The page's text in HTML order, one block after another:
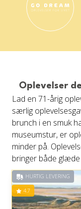
Oplevelser
Lad en 71-årig
særlig
brunch i en smuk
museumstur, er
minder på.
bringer både
HURTIG LEVERING
4.7